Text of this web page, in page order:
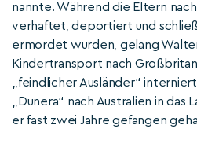
nannte. Während die Eltern
verhaftet, deportiert und
ermordet wurden, gelang
Kindertransport nach
„feindlicher Ausländer“
„Dunera“ nach Australien in
er fast zwei Jahre gefangen